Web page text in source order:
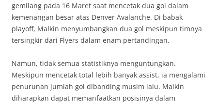
gemilang pada 16 Maret saat mencetak dua gol dalam
kemenangan besar atas Denver Avalanche. Di babak
playoff, Malkin menyumbangkan dua gol meskipun timnya
tersingkir dari Flyers dalam enam pertandingan.
Namun, tidak semua statistiknya menguntungkan.
Meskipun mencetak total lebih banyak assist, ia mengalami
penurunan jumlah gol dibanding musim lalu. Malkin
diharapkan dapat memanfaatkan posisinya dalam